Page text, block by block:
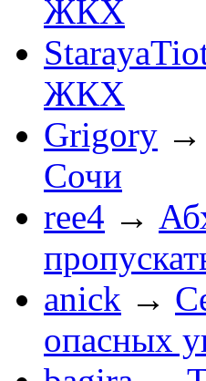
ЖКХ
ЖКХ
Grigory →
Сочи
ree4 →
anick →
опасных